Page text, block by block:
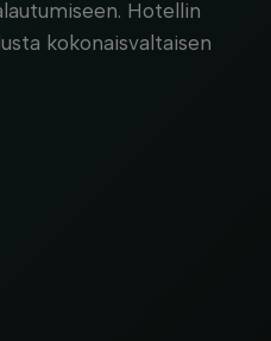
Hotellin
kokonaisvaltaisen